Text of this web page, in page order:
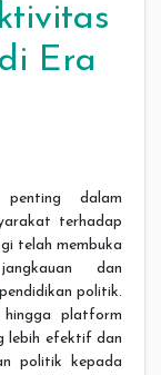
Era
penting dalam
terhadap
telah membuka
dan
pendidikan politik.
platform
lebih efektif dan
politik kepada